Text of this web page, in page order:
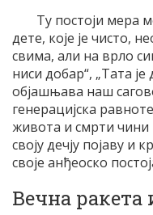
Ту постоји мера
дете, које је чисто,
свима, али на врло
ниси добар“, „Тата
објашњава наш
генерацијска
живота и смрти
своју дечју појаву и
своје анђеоско
Вечна